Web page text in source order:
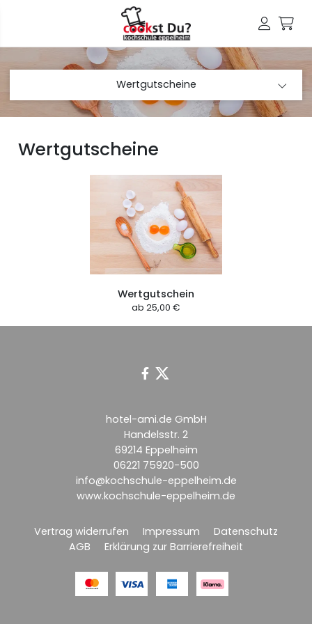
Wertgutscheine
Wertgutscheine
Wertgutschein
ab 25,00 €
 
hotel-ami.de GmbH
Handelsstr. 2
69214 Eppelheim
06221 75920-500
info@kochschule-eppelheim.de
www.kochschule-eppelheim.de
Vertrag widerrufen Impressum
Datenschutz
AGB
Erklärung zur Barrierefreiheit